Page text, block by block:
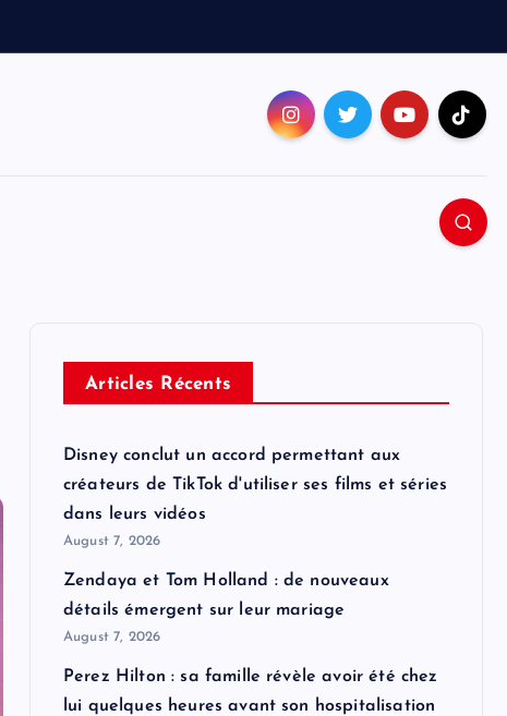
Articles Récents
Disney conclut un accord permettant aux
créateurs de TikTok d'utiliser ses films et séries
dans leurs vidéos
August 7, 2026
Zendaya et Tom Holland : de nouveaux
détails émergent sur leur mariage
August 7, 2026
Perez Hilton : sa famille révèle avoir été chez
lui quelques heures avant son hospitalisation